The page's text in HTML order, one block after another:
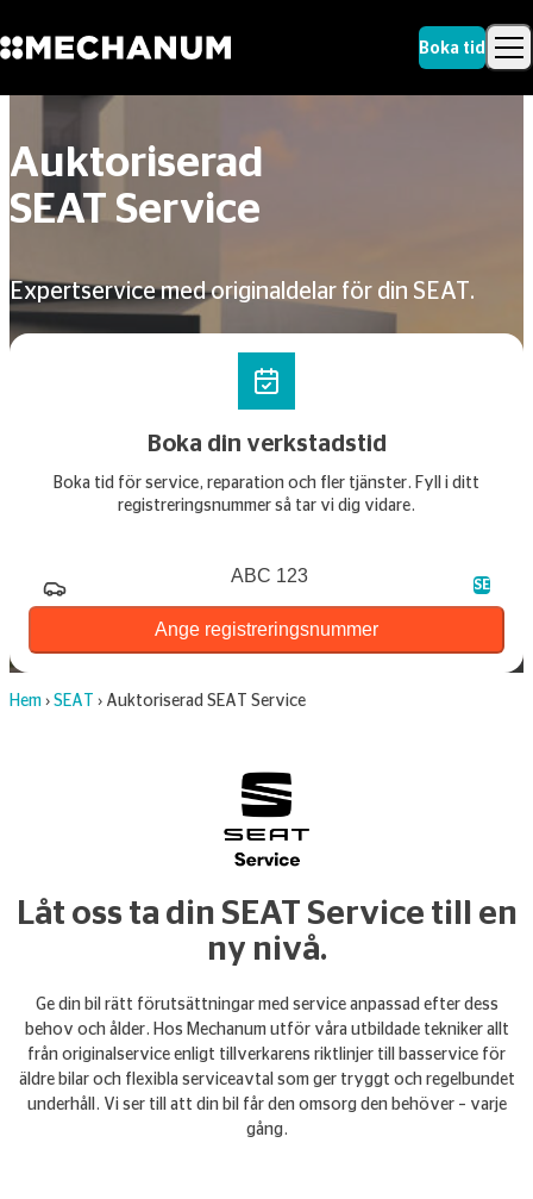
Skip to content
Boka tid
Auktoriserad
SEAT Service
Expertservice med originaldelar för din SEAT.
Boka din verkstadstid
Boka tid för service, reparation och fler tjänster. Fyll i ditt
registreringsnummer så tar vi dig vidare.
SE
Ange registreringsnummer
Hem › SEAT › Auktoriserad SEAT Service
Låt oss ta din SEAT Service till en
ny nivå.
Ge din bil rätt förutsättningar med service anpassad efter dess
behov och ålder. Hos Mechanum utför våra utbildade tekniker allt
från originalservice enligt tillverkarens riktlinjer till basservice för
äldre bilar och flexibla serviceavtal som ger tryggt och regelbundet
underhåll. Vi ser till att din bil får den omsorg den behöver – varje
gång.